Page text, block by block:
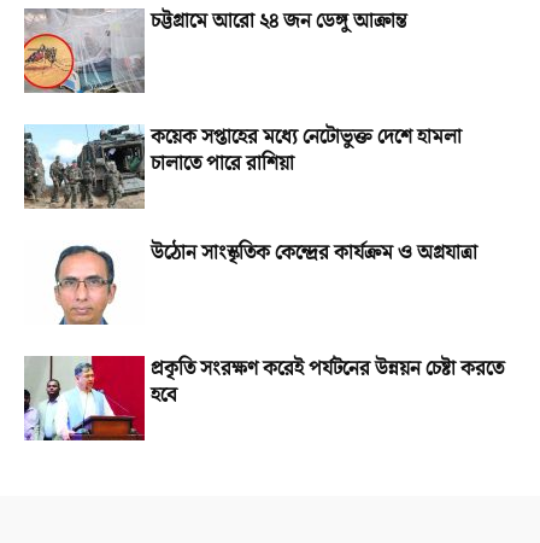
চট্টগ্রামে আরো ২৪ জন ডেঙ্গু আক্রান্ত
কয়েক সপ্তাহের মধ্যে নেটোভুক্ত দেশে হামলা
চালাতে পারে রাশিয়া
উঠোন সাংস্কৃতিক কেন্দ্রের কার্যক্রম ও অগ্রযাত্রা
প্রকৃতি সংরক্ষণ করেই পর্যটনের উন্নয়ন চেষ্টা করতে
হবে